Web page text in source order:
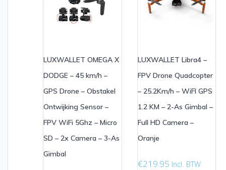
LUXWALLET OMEGA X
DODGE – 45 km/h –
GPS Drone – Obstakel
Ontwijking Sensor –
FPV WiFi 5Ghz – Micro
SD – 2x Camera – 3-As
Gimbal
LUXWALLET Libra4 –
FPV Drone Quadcopter
– 25.2Km/h – WiFI GPS
1.2 KM – 2-As Gimbal –
Full HD Camera –
Oranje
€219.95 Incl. BTW